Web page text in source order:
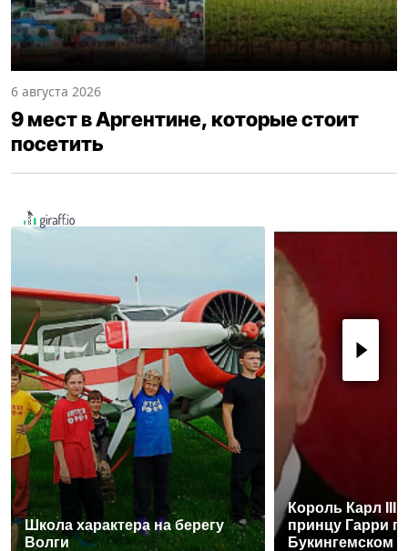
6 августа 2026
9 мест в Аргентине, которые стоит
посетить
Школа характера на берегу
Волги
Король Карл III
принцу Гарри
Букингемском